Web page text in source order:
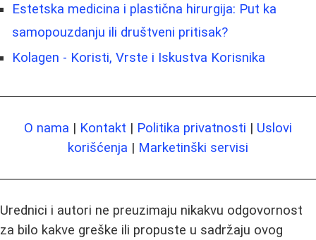
Estetska medicina i plastična hirurgija: Put ka
samopouzdanju ili društveni pritisak?
Kolagen - Koristi, Vrste i Iskustva Korisnika
O nama | Kontakt | Politika privatnosti | Uslovi
korišćenja | Marketinški servisi
Urednici i autori ne preuzimaju nikakvu odgovornost
za bilo kakve greške ili propuste u sadržaju ovog